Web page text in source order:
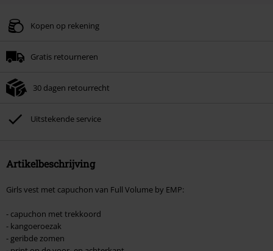
Geldig t/m 09-08-2026
Zodra je de code hebt ingevoerd, wordt de korting automatisch verrekend in
Kan niet gecombineerd worden met andere kortingscodes. Boeken, media,
Toten Hosen, Metality, cadeaubonnen en artikelen met een inbegrepen
donatie zijn uitgesloten van de korting.
Kopen op rekening
Gratis retourneren
30 dagen retourrecht
Uitstekende service
Artikelbeschrijving
Girls vest met capuchon van Full Volume by EMP:
- capuchon met trekkoord
- kangoeroezak
- geribde zomen